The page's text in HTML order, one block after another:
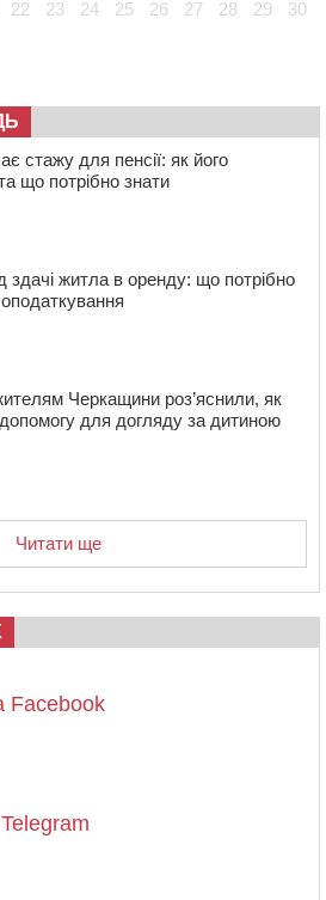
мати хворого на
із Драбівщини просить
на дороговартісні ліки
колишню очільницю відділу
електрики за завищеною
22 23 24 25 26 27 28 29
30
стажу для пенсії: як його
що потрібно знати
здачі житла в оренду: що потрібно
Черкащини роз’яснили, як
для догляду за дитиною
Читати ще
Facebook